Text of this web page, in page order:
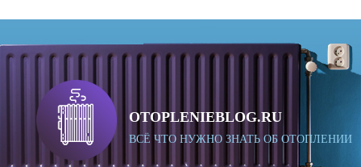
OTOPLENIEBLOG.RU
ВСЁ ЧТО НУЖНО ЗНАТЬ ОБ ОТОПЛЕНИИ